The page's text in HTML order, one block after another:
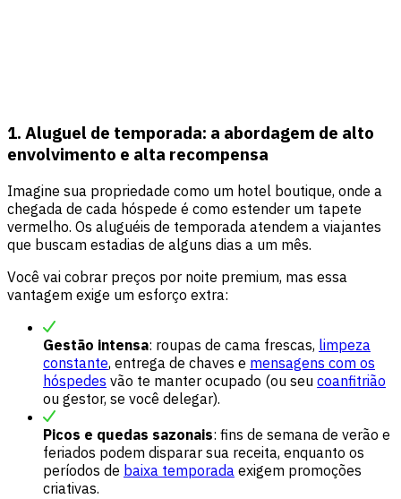
1. Aluguel de temporada: a abordagem de alto
envolvimento e alta recompensa
Imagine sua propriedade como um hotel boutique, onde a
chegada de cada hóspede é como estender um tapete
vermelho. Os aluguéis de temporada atendem a viajantes
que buscam estadias de alguns dias a um mês.
Você vai cobrar preços por noite premium, mas essa
vantagem exige um esforço extra:
Gestão intensa: roupas de cama frescas, limpeza
constante, entrega de chaves e mensagens com os
hóspedes vão te manter ocupado (ou seu coanfitrião
ou gestor, se você delegar).
Picos e quedas sazonais: fins de semana de verão e
feriados podem disparar sua receita, enquanto os
períodos de baixa temporada exigem promoções
criativas.